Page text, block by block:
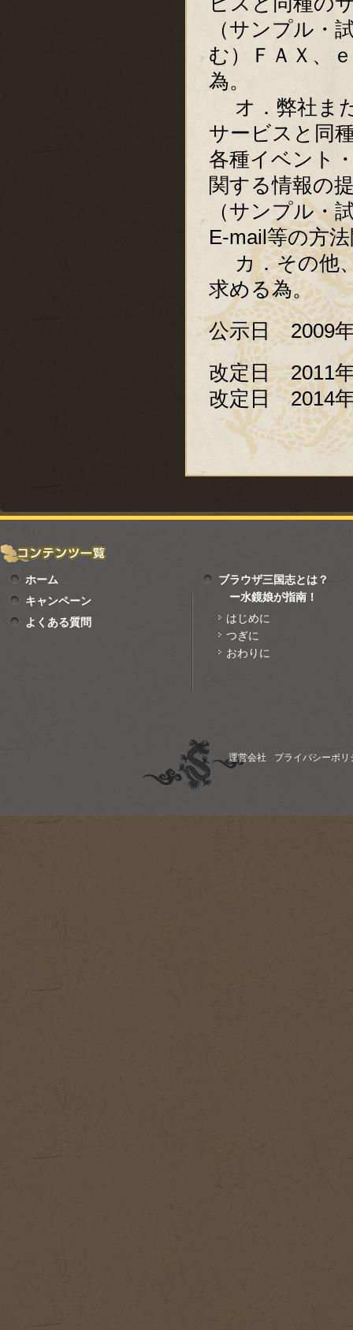
（サンプル・
む）ＦＡＸ、
為。
オ．弊社ま
サービスと同
各種イベント
関する情報の
（サンプル・
E-mail等の方
カ．その他
求める為。
公示日 2009
改定日 2011
改定日 2014
ホーム
キャンペーン
よくある質問
ブラウザ三国志とは？
ー水鏡娘が指南！
はじめに
つぎに
おわりに
運営会社 プライバシーポリ